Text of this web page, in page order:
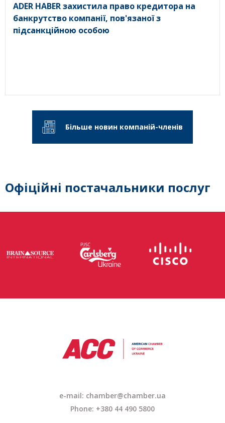
ADER HABER захистила право кредитора на
банкрутство компанії, пов'язаної з
підсанкційною особою
Більше новин компаній-членів
Офіційні постачальники послуг
e-mail: chamber@chamber.ua
Phone: +380 44 490 5800